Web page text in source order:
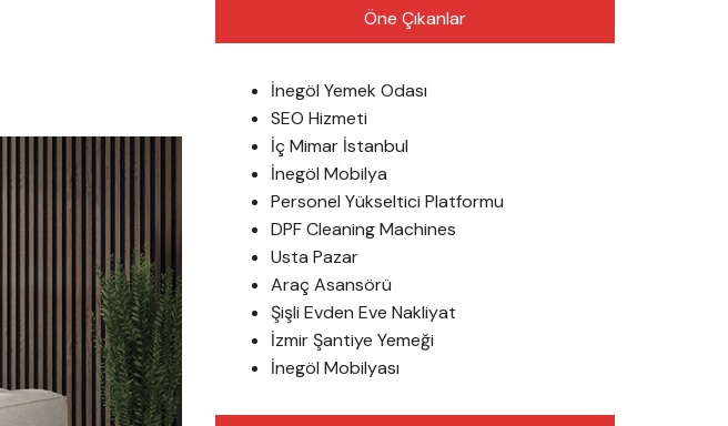
Öne Çıkanlar
İnegöl Yemek Odası
SEO Hizmeti
İç Mimar İstanbul
İnegöl Mobilya
Personel Yükseltici Platformu
DPF Cleaning Machines
Usta Pazar
Araç Asansörü
Şişli Evden Eve Nakliyat
İzmir Şantiye Yemeği
İnegöl Mobilyası